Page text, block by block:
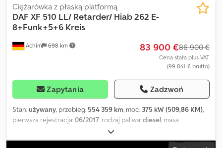
Achim 698 km
Ciężarówka z płaską platformą
DAF XF 510 LL/ Retarder/ Hiab 262 E-
8+Funk+5+6 Kreis
83 900 €86 900 €
Cena stała plus VAT
(99 841 € brutto)
Zapytania Zadzwoń
Stan:używany, przebieg: 554 359 km, moc: 375 kW (509,86 KM),
pierwsza rejestracja:06/2017, rodzaj paliwa:diesel, masa
, konfiguracja osi:
kolor:biały, typ przekładni:automatyczny, klasa emisji:Euro 6,